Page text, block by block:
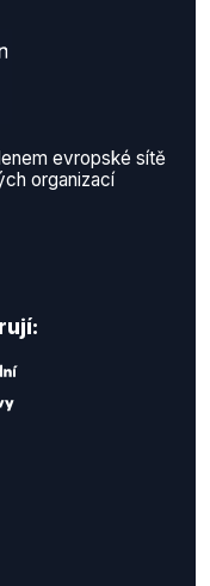
evropské sítě
organizací